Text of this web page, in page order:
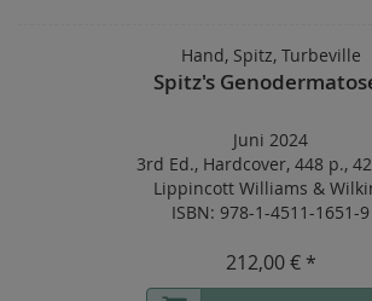
Hand, Spitz, Turbeville
Spitz's
Juni 2024
3rd Ed., Hardcover, 448 p.,
Lippincott Williams &
ISBN: 978-1-4511-1651-9
212,00 € *